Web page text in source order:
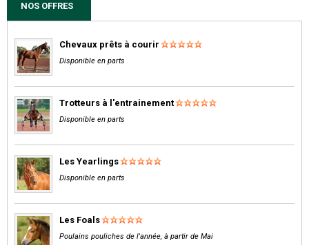
NOS OFFRES
Chevaux prêts à courir
Disponible en parts
Trotteurs à l'entrainement
Disponible en parts
Les Yearlings
Disponible en parts
Les Foals
Poulains pouliches de l'année, à partir de Mai